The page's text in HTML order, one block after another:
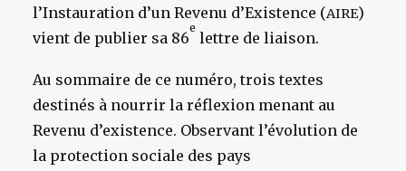
l’Instauration d’un Revenu d’Existence (AIRE)
vient de publier sa 86
e
lettre de liaison.
Au sommaire de ce numéro, trois textes
destinés à nourrir la réflexion menant au
Revenu d’existence. Observant l’évolution de
la protection sociale des pays